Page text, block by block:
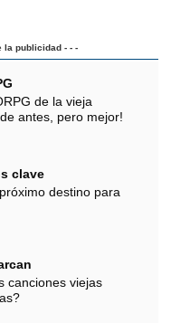
la publicidad - - -
de la vieja
antes, pero mejor!
clave
destino para
canciones viejas